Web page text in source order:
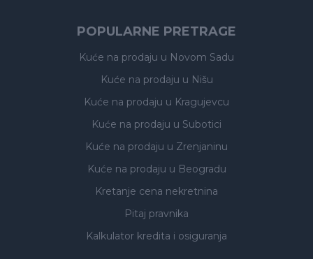
POPULARNE PRETRAGE
Kuće na prodaju u Novom Sadu
Kuće na prodaju u Nišu
Kuće na prodaju u Kragujevcu
Kuće na prodaju u Subotici
Kuće na prodaju u Zrenjaninu
Kuće na prodaju u Beogradu
Kretanje cena nekretnina
Pitaj pravnika
Kalkulator kredita i osiguranja